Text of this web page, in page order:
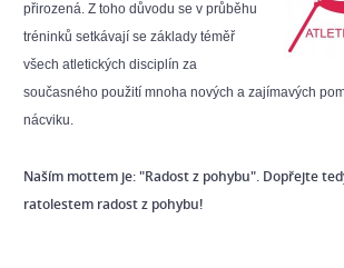
přirozená. Z toho důvodu se v průběhu
tréninků setkávají se základy téměř
všech atletických disciplín za
současného použití mnoha nových a zajímavých
nácviku.
Naším mottem je: "Radost z pohybu". Dopřejte
ratolestem radost z pohybu!